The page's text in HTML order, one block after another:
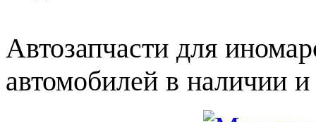
Автозапчасти для
автомобилей в наличии и